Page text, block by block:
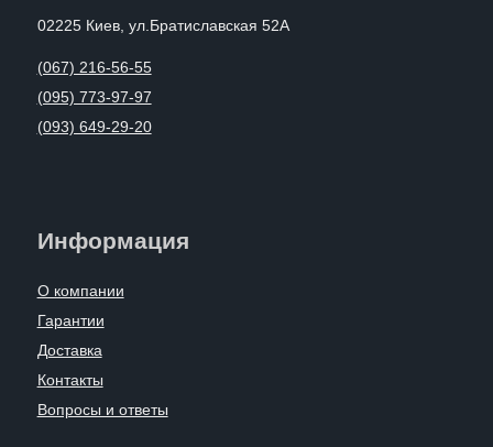
02225 Киев, ул.Братиславская 52А
(067) 216-56-55
(095) 773-97-97
(093) 649-29-20
Информация
О компании
Гарантии
Доставка
Контакты
Вопросы и ответы